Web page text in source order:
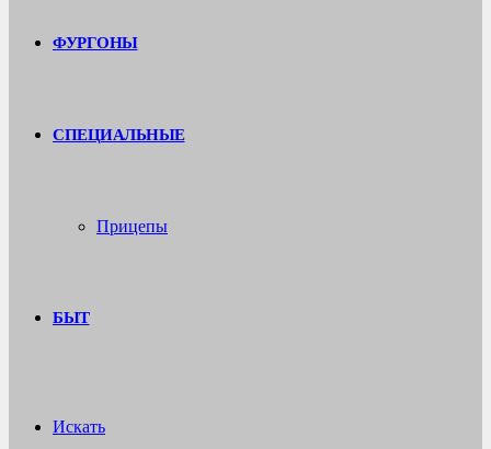
ФУРГОНЫ
СПЕЦИАЛЬНЫЕ
Прицепы
БЫТ
Искать